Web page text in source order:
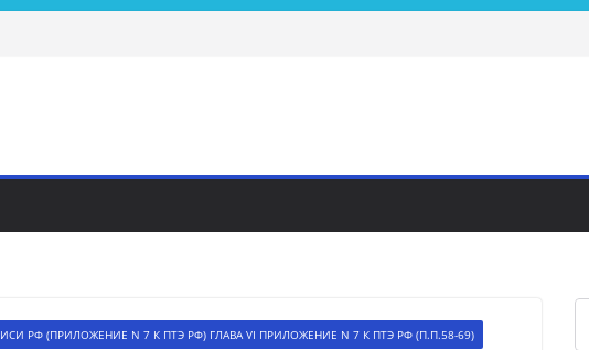
ИСИ РФ (ПРИЛОЖЕНИЕ N 7 К ПТЭ РФ) ГЛАВА VI ПРИЛОЖЕНИЕ N 7 К ПТЭ РФ (П.П.58-69)